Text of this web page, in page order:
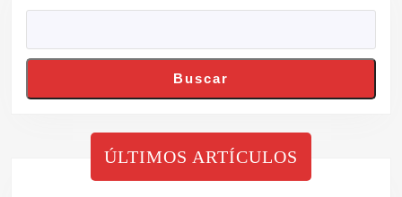
Buscar
ÚLTIMOS ARTÍCULOS